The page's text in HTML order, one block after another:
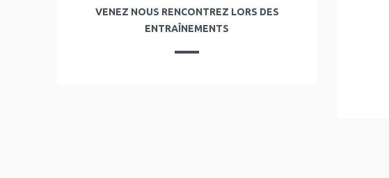
VENEZ NOUS RENCONTREZ LORS DES
ENTRAÎNEMENTS